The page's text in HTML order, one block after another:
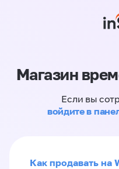
Магазин
Если вы
войдите в
Как продавать на